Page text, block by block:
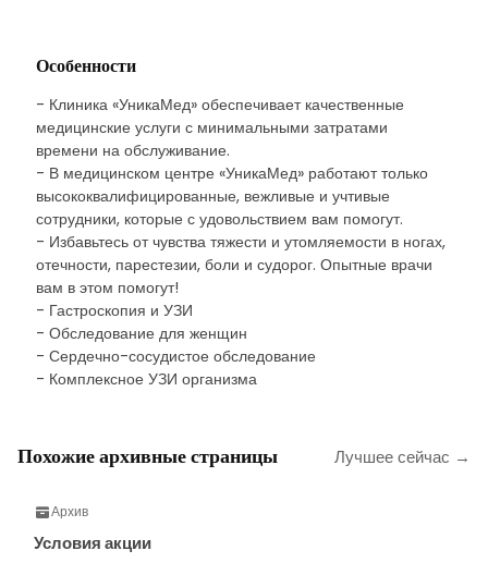
Особенности
- Клиника «УникаМед» обеспечивает качественные
медицинские услуги с минимальными затратами
времени на обслуживание.
- В медицинском центре «УникаМед» работают только
высококвалифицированные, вежливые и учтивые
сотрудники, которые с удовольствием вам помогут.
- Избавьтесь от чувства тяжести и утомляемости в ногах,
отечности, парестезии, боли и судорог. Опытные врачи
вам в этом помогут!
- Гастроскопия и УЗИ
- Обследование для женщин
- Сердечно-сосудистое обследование
- Комплексное УЗИ организма
Похожие архивные страницы Лучшее сейчас →
Архив
Условия акции